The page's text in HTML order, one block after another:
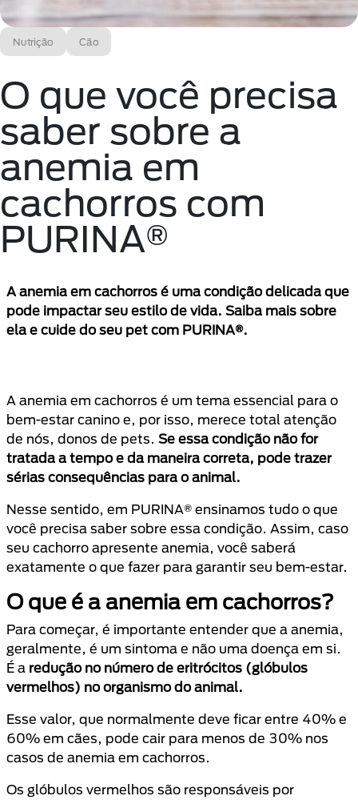
Nutrição Cão
O que você precisa
saber sobre a
anemia em
cachorros com
PURINA®
A anemia em cachorros é uma condição delicada que
pode impactar seu estilo de vida. Saiba mais sobre
ela e cuide do seu pet com PURINA®.
A anemia em cachorros é um tema essencial para o
bem-estar canino e, por isso, merece total atenção
de nós, donos de pets. Se essa condição não for
tratada a tempo e da maneira correta, pode trazer
sérias consequências para o animal.
Nesse sentido, em PURINA® ensinamos tudo o que
você precisa saber sobre essa condição. Assim, caso
seu cachorro apresente anemia, você saberá
exatamente o que fazer para garantir seu bem-estar.
O que é a anemia em cachorros?
Para começar, é importante entender que a anemia,
geralmente, é um sintoma e não uma doença em si.
É a redução no número de eritrócitos (glóbulos
vermelhos) no organismo do animal.
Esse valor, que normalmente deve ficar entre 40% e
60% em cães, pode cair para menos de 30% nos
casos de anemia em cachorros.
Os glóbulos vermelhos são responsáveis por